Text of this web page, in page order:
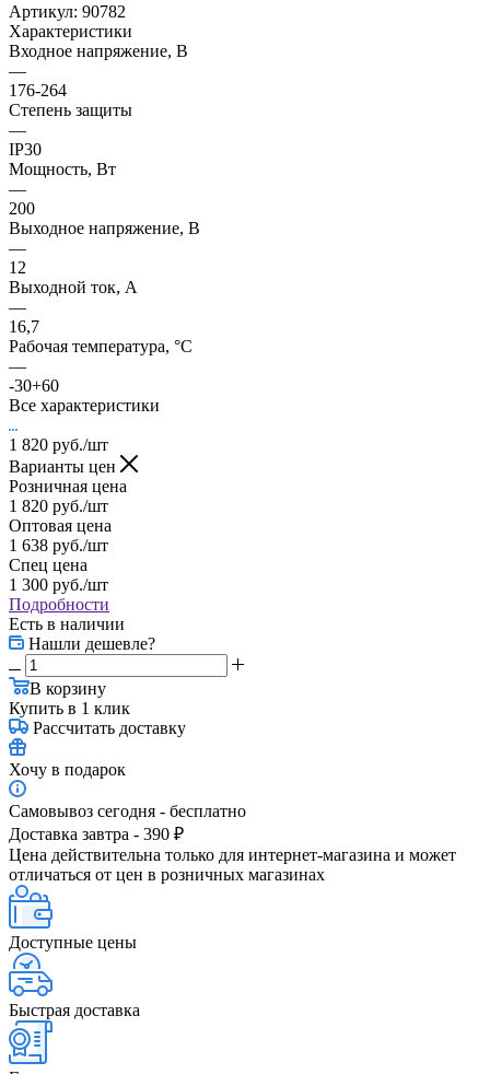
Артикул: 90782
Характеристики
Входное напряжение, В
—
176-264
Степень защиты
—
IP30
Мощность, Вт
—
200
Выходное напряжение, В
—
12
Выходной ток, А
—
16,7
Рабочая температура, °С
—
-30+60
Все характеристики
1 820 руб./шт
Варианты цен
Розничная цена
1 820 руб./шт
Оптовая цена
1 638 руб./шт
Спец цена
1 300 руб./шт
Подробности
Есть в наличии
Нашли дешевле?
В корзину
Купить в 1 клик
Рассчитать доставку
Хочу в подарок
Самовывоз сегодня - бесплатно
Доставка завтра - 390 ₽
Цена действительна только для интернет-магазина и может
отличаться от цен в розничных магазинах
Доступные цены
Быстрая доставка